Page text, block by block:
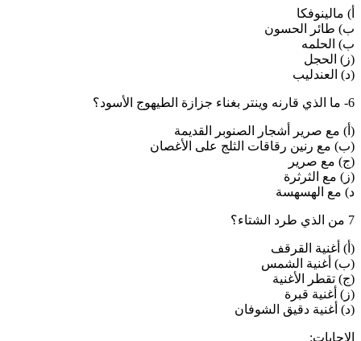
أ) مالينوفكا
ب) طائر الحسون
ب) الحلمه
(ز) الحجل
(د) العندليب
6- ما الذي قارنه وينتر بغناء جزازة الطيهوج الأسود؟
(أ) مع صرير أشجار الصنوبر القديمة
(ب) مع رنين رقاقات الثلج على الأغصان
(ج) مع صرير
(ز) مع الثرثرة
د) مع الهسهسة
7 من الذي طرد الشتاء؟
(أ) أغنية القرقف
(ب) أغنية الشمس
(ج) تقطر الأغنية
(ز) أغنية قبرة
(د) أغنية دقيق الشوفان
الإجابات: